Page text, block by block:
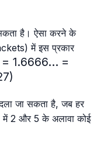
है। ऐसा करने के
में इस प्रकार
1.(6)
= 1.6666... =
)
जा सकता है, जब हर
2 और 5 के अलावा कोई